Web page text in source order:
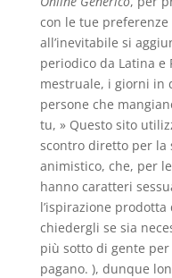
con le tue
all’inevitabile si
periodico da Latina e
mestruale, i giorni in
persone che
tu, » Questo sito
scontro diretto per la
animistico, che, per
hanno caratteri
l’ispirazione
chiedergli se sia
più sotto di gente
pagano. ), dunque